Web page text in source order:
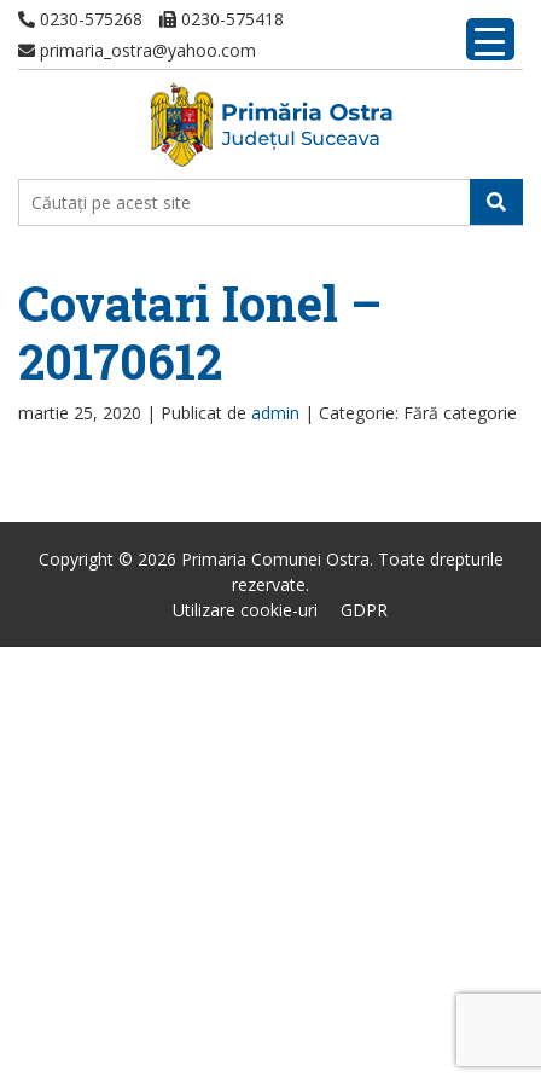
0230-575268
0230-575418
primaria_ostra@yahoo.com
Covatari Ionel –
20170612
martie 25, 2020 | Publicat de admin | Categorie: Fără categorie
Copyright © 2026 Primaria Comunei Ostra. Toate drepturile
rezervate.
Utilizare cookie-uri
GDPR